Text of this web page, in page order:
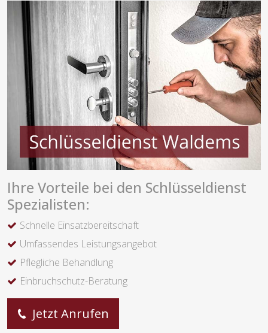
Ihre Vorteile bei den Schlüsseldienst
Spezialisten:
Schnelle Einsatzbereitschaft
Umfassendes Leistungsangebot
Pflegliche Behandlung
Einbruchschutz-Beratung
Jetzt Anrufen